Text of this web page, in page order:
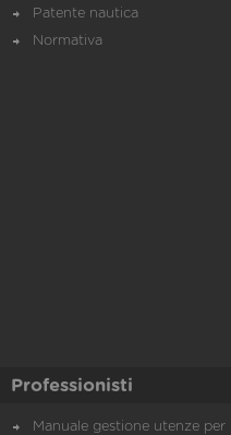
Patente nautica
Normativa
Professionisti
Manuale gestione utenze per